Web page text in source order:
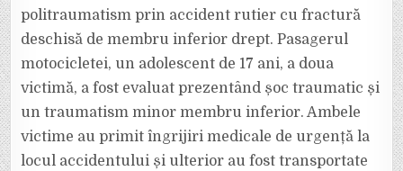
politraumatism prin accident rutier cu fractură
deschisă de membru inferior drept. Pasagerul
motocicletei, un adolescent de 17 ani, a doua
victimă, a fost evaluat prezentând șoc traumatic și
un traumatism minor membru inferior. Ambele
victime au primit îngrijiri medicale de urgență la
locul accidentului și ulterior au fost transportate